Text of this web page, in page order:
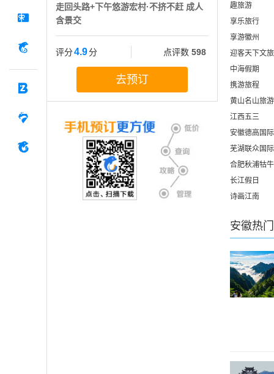
走回头路+下午悠游宏村·不挤不赶 成人
含景交
评分4.9分 点评数 598
去预订
趣旅游
享乐旅行
享游徽州
迎客天下文旅
中海假期
携游旅程
黄山名山旅
江西五三
安徽德高国
芜湖联众国
合肥秋浦牯
长江假日
诗画江南
安徽热